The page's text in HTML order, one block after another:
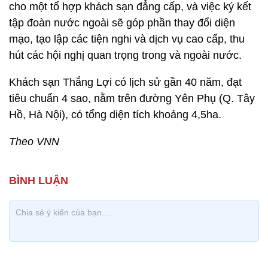
cho một tổ hợp khách sạn đẳng cấp, và việc ký kết
tập đoàn nước ngoài sẽ góp phần thay đổi diện
mạo, tạo lập các tiện nghi và dịch vụ cao cấp, thu
hút các hội nghị quan trọng trong và ngoài nước.
Khách sạn Thắng Lợi có lịch sử gần 40 năm, đạt
tiêu chuẩn 4 sao, nằm trên đường Yên Phụ (Q. Tây
Hồ, Hà Nội), có tổng diện tích khoảng 4,5ha.
Theo VNN